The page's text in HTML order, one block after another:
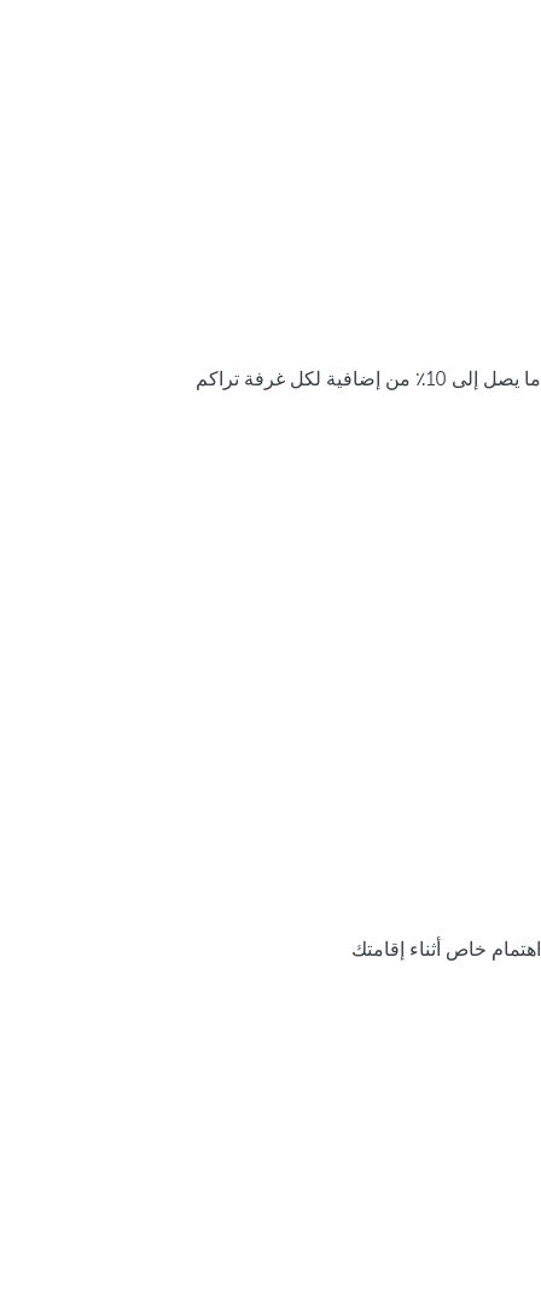
ما يصل إلى 10٪ من إضافية لكل غرفة تراكم
اهتمام خاص أثناء إقامتك